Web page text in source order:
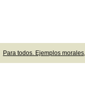
Para todos. Ejemplos